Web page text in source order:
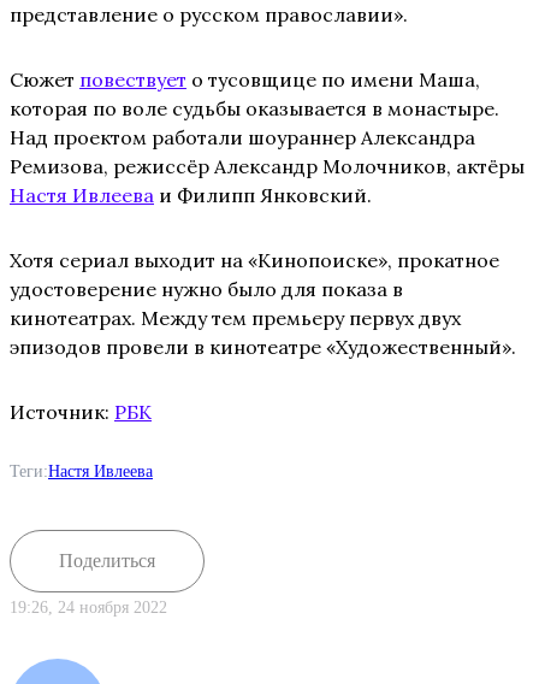
представление о русском православии».
Сюжет повествует о тусовщице по имени Маша,
которая по воле судьбы оказывается в монастыре.
Над проектом работали шоураннер Александра
Ремизова, режиссёр Александр Молочников, актёры
Настя Ивлеева и Филипп Янковский.
Хотя сериал выходит на «Кинопоиске», прокатное
удостоверение нужно было для показа в
кинотеатрах. Между тем премьеру первух двух
эпизодов провели в кинотеатре «Художественный».
Источник: РБК
Теги:Настя Ивлеева
Поделиться
19:26, 24 ноября 2022